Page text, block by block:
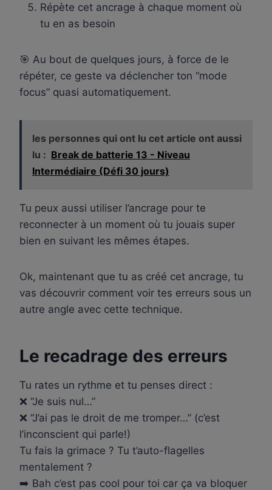
Répète cet ancrage à chaque moment où
tu en as besoin
🎯 Au bout de quelques jours, à force de le
répéter, ce geste va déclencher ton “mode
focus” quasi automatiquement.
les personnes qui ont lu cet article ont aussi
lu : Break de batterie 13 - Niveau
Intermédiaire (Défi 30 jours)
Tu peux aussi utiliser l’ancrage pour te
reconnecter à un moment où tu jouais super
bien en suivant les mêmes étapes.
Ok, maintenant que tu as créé cet ancrage, tu
vas découvrir comment voir tes erreurs sous un
autre angle avec cette technique.
Le recadrage des erreurs
Tu rates un rythme et tu penses direct :
❌ “Je suis nul…”
❌ “J’ai pas le droit de me tromper…” (c’est
l’inconscient qui parle!)
Tu fais la grimace ? Tu t’auto-flagelles
mentalement ?
➡️ Bah c’est pas cool pour toi car ça va bloquer